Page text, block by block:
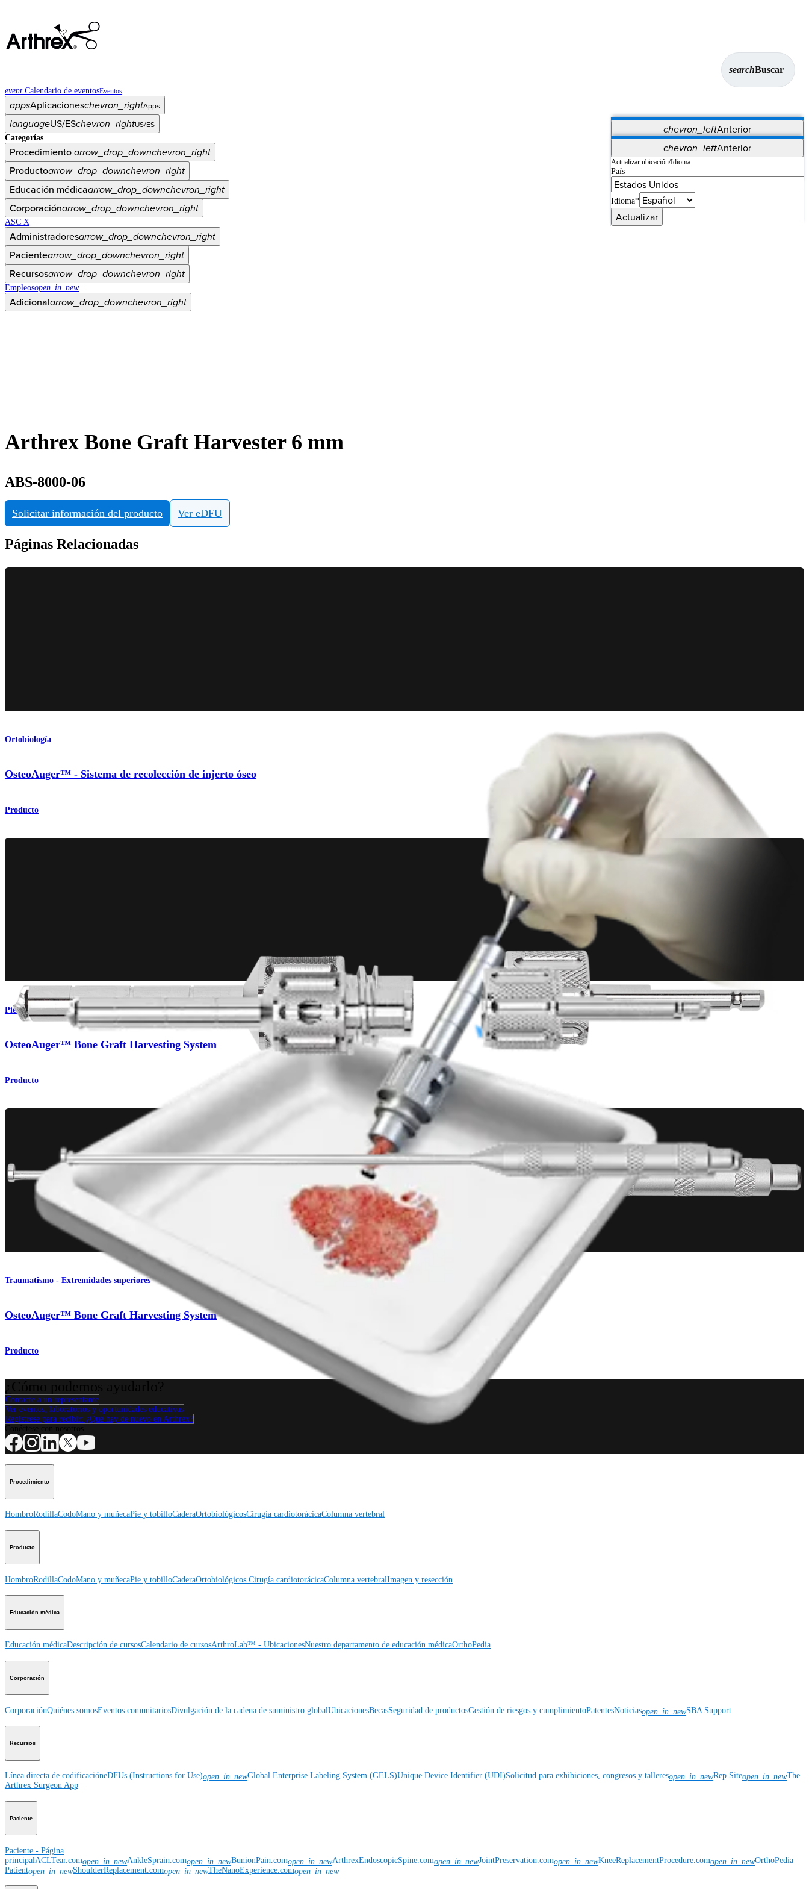
searchBuscar
event Calendario de eventosEventos
appsAplicacioneschevron_rightApps
chevron_leftAnterior
Vet Systems OrthoPedia Patient
Supplier Portal
Synergy Imaging & Resection
languageUS/ESchevron_rightUS/ES
chevron_leftAnterior
Actualizar ubicación/Idioma
País
Idioma*
Actualizar
Categorías
Procedimientoarrow_drop_downchevron_right
Productoarrow_drop_downchevron_right
Educación médicaarrow_drop_downchevron_right
Corporaciónarrow_drop_downchevron_right
ASC X
Administradoresarrow_drop_downchevron_right
Pacientearrow_drop_downchevron_right
Recursosarrow_drop_downchevron_right
Empleosopen_in_new
Adicionalarrow_drop_downchevron_right
Arthrex Bone Graft Harvester 6 mm
ABS-8000-06
Solicitar información del producto Ver eDFU
Páginas Relacionadas
Ortobiología
OsteoAuger™ - Sistema de recolección de injerto óseo
Producto
Pie y tobillo
OsteoAuger™ Bone Graft Harvesting System
Producto
Traumatismo - Extremidades superiores
OsteoAuger™ Bone Graft Harvesting System
Producto
Contacte a un representante
Ver eventos, laboratorios y oportunidades educativas
Regístrese para recibir: ¿Qué hay de nuevo en Arthrex?
Procedimiento
HombroRodillaCodoMano y muñecaPie y tobilloCaderaOrtobiológicosCirugía cardiotorácicaColumna vertebral
Producto
HombroRodillaCodoMano y muñecaPie y tobilloCaderaOrtobiológicos Cirugía cardiotorácicaColumna vertebralImagen y resección
Educación médica
Educación médicaDescripción de cursosCalendario de cursosArthroLab™ - UbicacionesNuestro departamento de educación médicaOrthoPedia
Corporación
CorporaciónQuiénes somosEventos comunitariosDivulgación de la cadena de suministro globalUbicacionesBecasSeguridad de productosGestión de riesgos y cumplimientoPatentesNoticiasopen_in_newSBA Support
Recursos
Línea directa de codificacióneDFUs (Instructions for Use)open_in_newGlobal Enterprise Labeling System (GELS)Unique Device Identifier (UDI)Solicitud para exhibiciones, congresos y talleresopen_in_newRep Siteopen_in_newThe
Arthrex Surgeon App
Paciente
Paciente - Página
principal ACLTear.comopen_in_newAnkleSprain.comopen_in_newBunionPain.comopen_in_newArthrexEndoscopicSpine.comopen_in_newJointPreservation.comopen_in_newKneeReplacementProcedure.comopen_in_newOrthoPedia
Patientopen_in_newShoulderReplacement.comopen_in_newTheNanoExperience.comopen_in_new